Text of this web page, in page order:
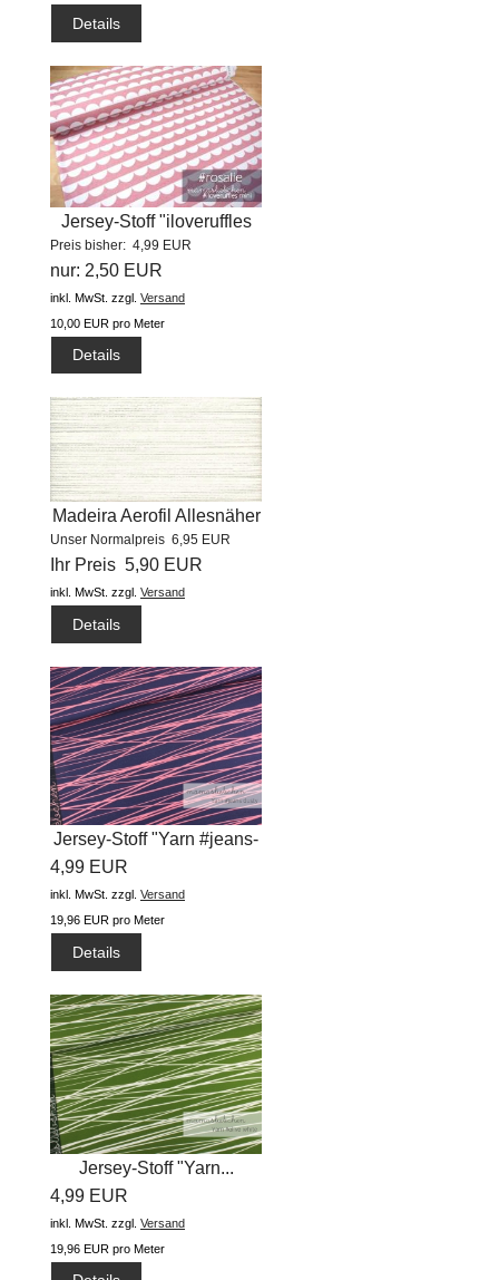
Details
Jersey-Stoff "iloveruffles
mini...
Preis bisher: 4,99 EUR
nur: 2,50 EUR
inkl. MwSt. zzgl. Versand
10,00 EUR pro Meter
Details
Madeira Aerofil Allesnäher
(1000m) #8020
Unser Normalpreis 6,95 EUR
Ihr Preis 5,90 EUR
inkl. MwSt. zzgl. Versand
Details
Jersey-Stoff "Yarn #jeans-
4,99 EUR
inkl. MwSt. zzgl. Versand
19,96 EUR pro Meter
Details
Jersey-Stoff "Yarn...
4,99 EUR
inkl. MwSt. zzgl. Versand
19,96 EUR pro Meter